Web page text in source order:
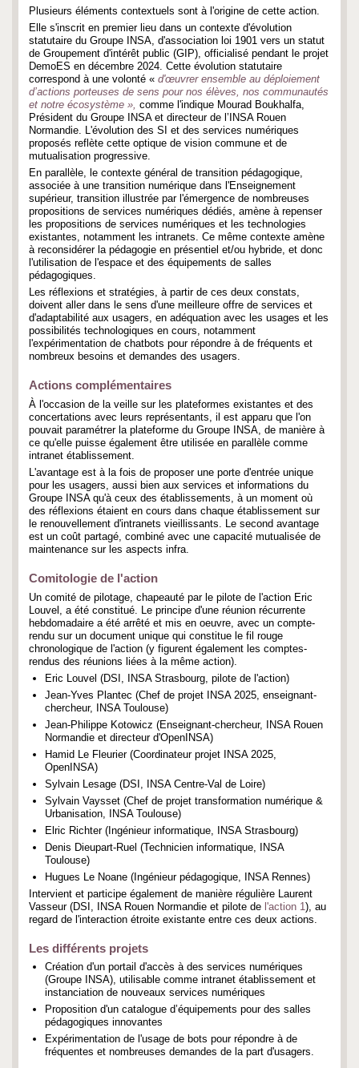
Plusieurs éléments contextuels sont à l'origine de cette action.
Elle s'inscrit en premier lieu dans un contexte d'évolution
statutaire du Groupe INSA, d'association loi 1901 vers un statut
de Groupement d'intérêt public (GIP), officialisé pendant le projet
DemoES en décembre 2024. Cette évolution statutaire
correspond à une volonté « d'œuvrer ensemble au déploiement
d’actions porteuses de sens pour nos élèves, nos communautés
et notre écosystème », comme l'indique Mourad Boukhalfa,
Président du Groupe INSA et directeur de l’INSA Rouen
Normandie. L'évolution des SI et des services numériques
proposés reflète cette optique de vision commune et de
mutualisation progressive.
En parallèle, le contexte général de transition pédagogique,
associée à une transition numérique dans l'Enseignement
supérieur, transition illustrée par l'émergence de nombreuses
propositions de services numériques dédiés, amène à repenser
les propositions de services numériques et les technologies
existantes, notamment les intranets. Ce même contexte amène
à reconsidérer la pédagogie en présentiel et/ou hybride, et donc
l'utilisation de l'espace et des équipements de salles
pédagogiques.
Les réflexions et stratégies, à partir de ces deux constats,
doivent aller dans le sens d'une meilleure offre de services et
d'adaptabilité aux usagers, en adéquation avec les usages et les
possibilités technologiques en cours, notamment
l'expérimentation de chatbots pour répondre à de fréquents et
nombreux besoins et demandes des usagers.
Actions complémentaires
À l'occasion de la veille sur les plateformes existantes et des
concertations avec leurs représentants, il est apparu que l'on
pouvait paramétrer la plateforme du Groupe INSA, de manière à
ce qu'elle puisse également être utilisée en parallèle comme
intranet établissement.
L'avantage est à la fois de proposer une porte d'entrée unique
pour les usagers, aussi bien aux services et informations du
Groupe INSA qu'à ceux des établissements, à un moment où
des réflexions étaient en cours dans chaque établissement sur
le renouvellement d'intranets vieillissants. Le second avantage
est un coût partagé, combiné avec une capacité mutualisée de
maintenance sur les aspects infra.
Comitologie de l'action
Un comité de pilotage, chapeauté par le pilote de l'action Eric
Louvel, a été constitué. Le principe d'une réunion récurrente
hebdomadaire a été arrêté et mis en oeuvre, avec un compte-
rendu sur un document unique qui constitue le fil rouge
chronologique de l'action (y figurent également les comptes-
rendus des réunions liées à la même action).
Eric Louvel (DSI, INSA Strasbourg, pilote de l'action)
Jean-Yves Plantec (Chef de projet INSA 2025, enseignant-
chercheur, INSA Toulouse)
Jean-Philippe Kotowicz (Enseignant-chercheur, INSA Rouen
Normandie et directeur d'OpenINSA)
Hamid Le Fleurier (Coordinateur projet INSA 2025,
OpenINSA)
Sylvain Lesage (DSI, INSA Centre-Val de Loire)
Sylvain Vaysset (Chef de projet transformation numérique &
Urbanisation, INSA Toulouse)
Elric Richter (Ingénieur informatique, INSA Strasbourg)
Denis Dieupart-Ruel (Technicien informatique, INSA
Toulouse)
Hugues Le Noane (Ingénieur pédagogique, INSA Rennes)
Intervient et participe également de manière régulière Laurent
Vasseur (DSI, INSA Rouen Normandie et pilote de l'action 1), au
regard de l'interaction étroite existante entre ces deux actions.
Les différents projets
Création d'un portail d'accès à des services numériques
(Groupe INSA), utilisable comme intranet établissement et
instanciation de nouveaux services numériques
Proposition d'un catalogue d’équipements pour des salles
pédagogiques innovantes ​​
Expérimentation de l'usage de bots pour répondre à de
fréquentes et nombreuses demandes de la part d'usagers.